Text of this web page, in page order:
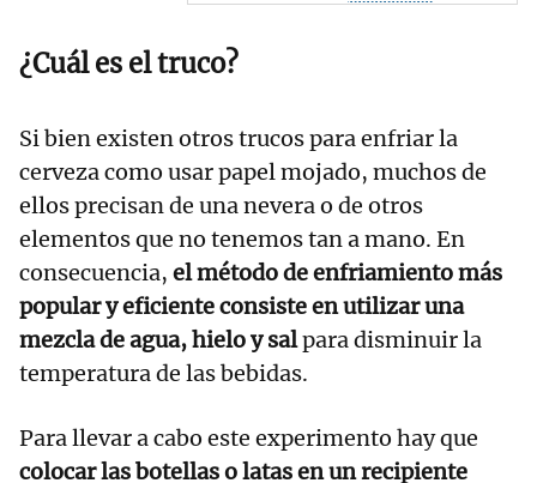
¿Cuál es el truco?
Si bien existen otros trucos para enfriar la
cerveza como usar papel mojado, muchos de
ellos precisan de una nevera o de otros
elementos que no tenemos tan a mano. En
consecuencia, el método de enfriamiento más
popular y eficiente consiste en utilizar una
mezcla de agua, hielo y salpara disminuir la
temperatura de las bebidas.
Para llevar a cabo este experimento hay que
colocar las botellas o latas en un recipiente